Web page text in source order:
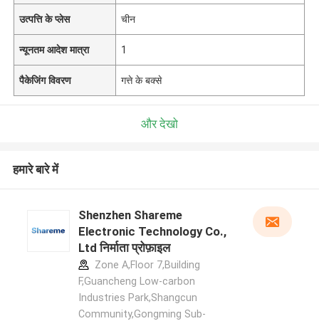
उत्पत्ति के प्लेस चीन
न्यूनतम आदेश मात्रा 1
पैकेजिंग विवरण गत्ते के बक्से
और देखो
हमारे बारे में
Shenzhen Shareme
Electronic Technology Co.,
Ltd निर्माता प्रोफ़ाइल
Zone A,Floor 7,Building
F,Guancheng Low-carbon
Industries Park,Shangcun
Community,Gongming Sub-